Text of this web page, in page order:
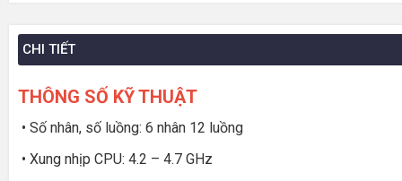
CHI TIẾT
THÔNG SỐ KỸ THUẬT
• Số nhân, số luồng: 6 nhân 12 luồng
• Xung nhịp CPU: 4.2 – 4.7 GHz